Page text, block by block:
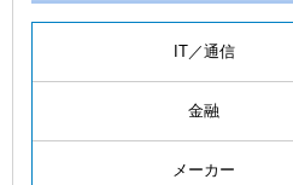
IT／通信
金融
メーカー